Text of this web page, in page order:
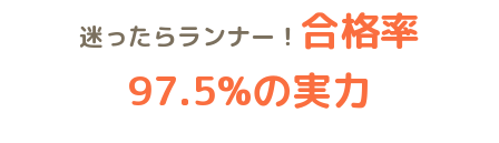
迷ったらランナー！ 合格率
97.5%の実力